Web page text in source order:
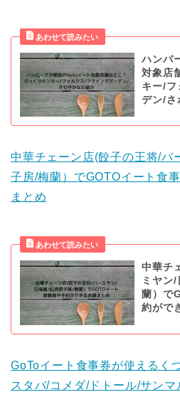
ハンバ
対象店
キー/フ
デン/さ
中華チェーン店(餃子の王将/バ
子房/梅蘭）でGOTOイート食
まとめ
中華チ
ミヤン
蘭）で
約がで
GoToイート食事券が使えるく
スタバ/コメダ/ドトール/サン